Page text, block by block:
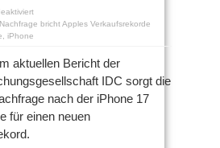
bricht Apples Verkaufsrekorde
, iPhone
aktuellen Bericht der
IDC sorgt die
nach der iPhone 17
für einen neuen